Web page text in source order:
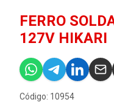
FERRO
127V HIKARI
Código: 10954